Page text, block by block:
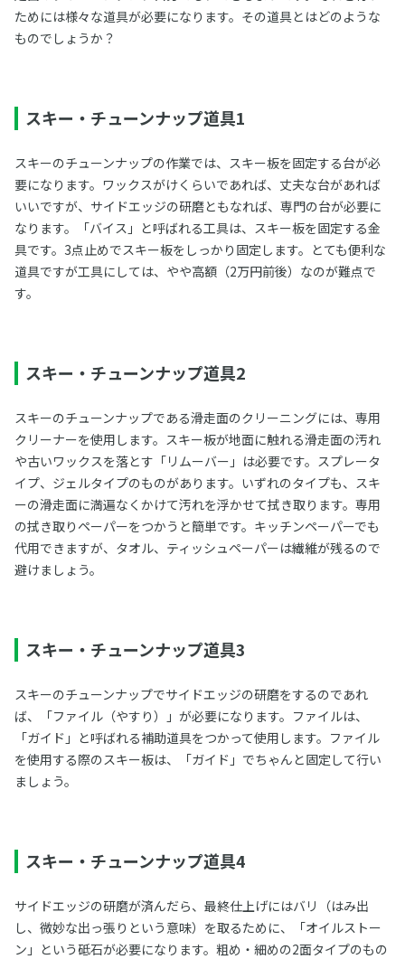
ためには様々な道具が必要になります。その道具とはどのような
ものでしょうか？
スキー・チューンナップ道具1
スキーのチューンナップの作業では、スキー板を固定する台が必
要になります。ワックスがけくらいであれば、丈夫な台があれば
いいですが、サイドエッジの研磨ともなれば、専門の台が必要に
なります。「バイス」と呼ばれる工具は、スキー板を固定する金
具です。3点止めでスキー板をしっかり固定します。とても便利な
道具ですが工具にしては、やや高額（2万円前後）なのが難点で
す。
スキー・チューンナップ道具2
スキーのチューンナップである滑走面のクリーニングには、専用
クリーナーを使用します。スキー板が地面に触れる滑走面の汚れ
や古いワックスを落とす「リムーバー」は必要です。スプレータ
イプ、ジェルタイプのものがあります。いずれのタイプも、スキ
ーの滑走面に満遍なくかけて汚れを浮かせて拭き取ります。専用
の拭き取りペーパーをつかうと簡単です。キッチンペーパーでも
代用できますが、タオル、ティッシュペーパーは繊維が残るので
避けましょう。
スキー・チューンナップ道具3
スキーのチューンナップでサイドエッジの研磨をするのであれ
ば、「ファイル（やすり）」が必要になります。ファイルは、
「ガイド」と呼ばれる補助道具をつかって使用します。ファイル
を使用する際のスキー板は、「ガイド」でちゃんと固定して行い
ましょう。
スキー・チューンナップ道具4
サイドエッジの研磨が済んだら、最終仕上げにはバリ（はみ出
し、微妙な出っ張りという意味）を取るために、「オイルストー
ン」という砥石が必要になります。粗め・細めの2面タイプのもの